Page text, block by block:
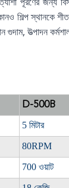
স্থানকে
উত্পাদন
D-500B
5 মিটার
80RPM
700 ওয়াট